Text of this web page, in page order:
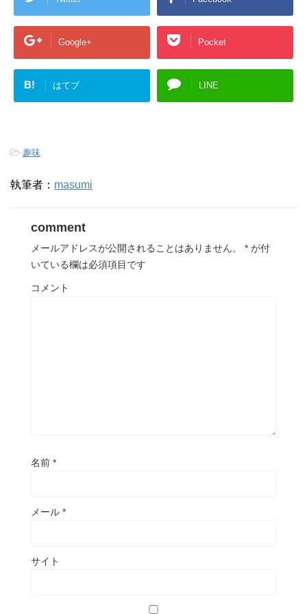
Google+ Pocket
B! はてブ LINE
-趣味
執筆者： masumi
comment
メールアドレスが公開されることはありません。 * が付
いている欄は必須項目です
コメント
名前 *
メール *
サイト